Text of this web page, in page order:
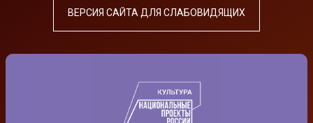
ВЕРСИЯ САЙТА ДЛЯ СЛАБОВИДЯЩИХ